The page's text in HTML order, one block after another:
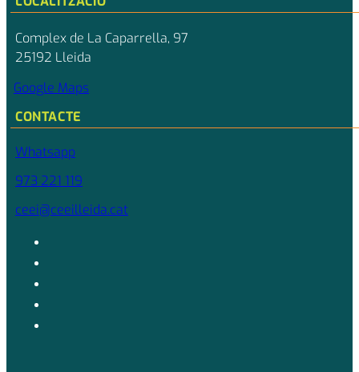
Complex de La Caparrella, 97
25192 Lleida
Google Maps
CONTACTE
Whatsapp
973 221 119
ceei@ceeilleida.cat